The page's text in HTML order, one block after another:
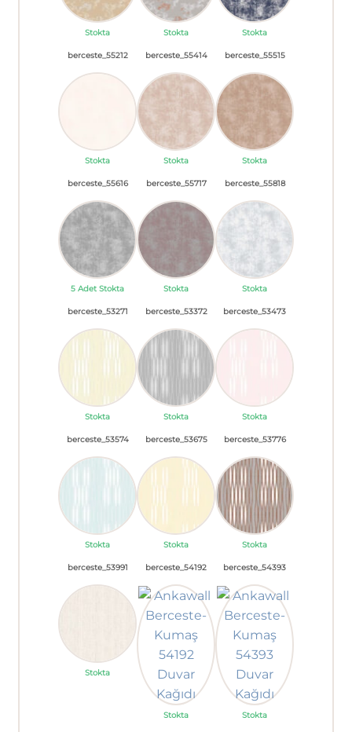
Stokta Stokta Stokta
berceste_55212
Stokta
berceste_55414
Stokta
berceste_55515
Stokta
berceste_55616
5 Adet Stokta
berceste_55717
Stokta
berceste_55818
Stokta
berceste_53271
Stokta
berceste_53372
Stokta
berceste_53473
Stokta
berceste_53574
Stokta
berceste_53675
Stokta
berceste_53776
Stokta
berceste_53991
Stokta
berceste_54192
Stokta
berceste_54393
Stokta